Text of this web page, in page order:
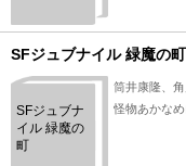
SFジュブナイル 緑魔の町
SFジュブナ
イル 緑魔の
町
筒井康隆、
怪物あかな